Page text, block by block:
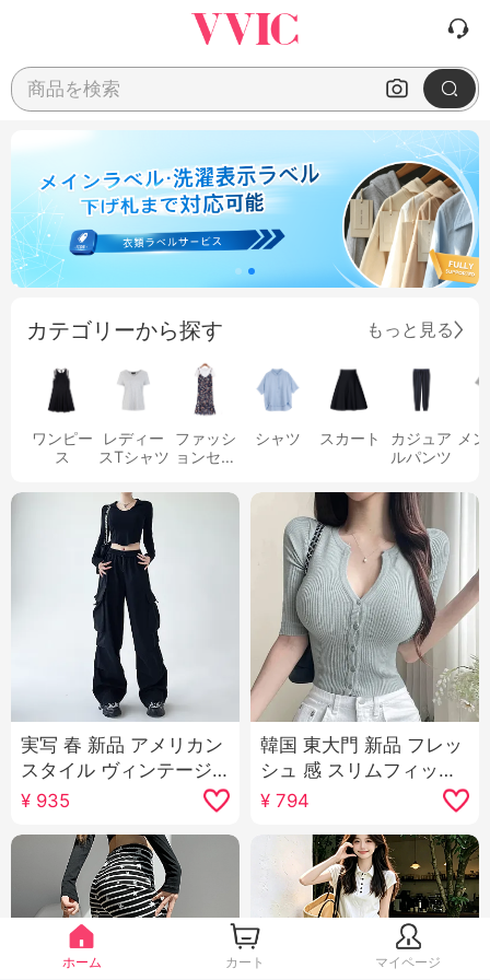
商品を検索
カテゴリーから探す もっと見る
ワンピー
ス
レディー
スTシャツ
ファッシ
ョンセッ
シャツ スカート
カジュア
ルパンツ
メ
実写 春 新品 アメリカン
スタイル ヴィンテージ
カーゴパンツ 女性 ハイ
カジュアル ルーズフィ
ット スリム効果 スリム
効果 スポーツパンツ
¥ 935
韓国 東大門 新品 フレッ
シュ 感 スリムフィット
セクシー 女性らしさ V
ネック 表示 ボディピー
ス 5点 スリーブ ニット
カーディガン 女性
¥794
ホーム カート マイページ